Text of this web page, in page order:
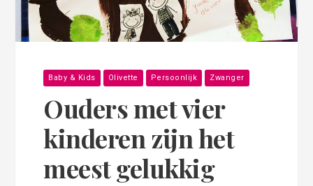
Baby & Kids Olivette Persoonlijk Zwanger
Ouders met vier
kinderen zijn het
meest gelukkig